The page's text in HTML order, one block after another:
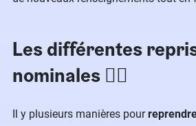
Les différentes
nominales ✍🏻
Il y plusieurs manières pour